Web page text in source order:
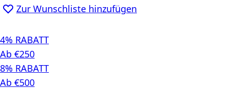
Zur Wunschliste hinzufügen
4% RABATT
Ab €250
8% RABATT
Ab €500